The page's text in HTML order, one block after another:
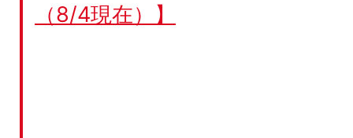
（8/4現在）】